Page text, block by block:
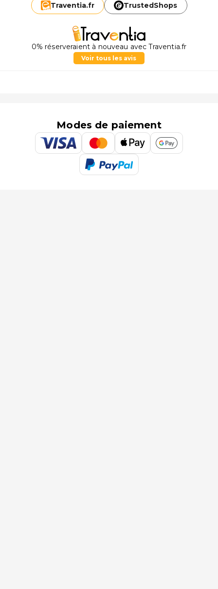
Traventia.fr TrustedShops
0% réserveraient à nouveau avec Traventia.fr
Voir tous les avis
Modes de paiement